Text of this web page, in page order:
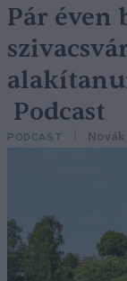
Pár éven
Podcast
PODCAST